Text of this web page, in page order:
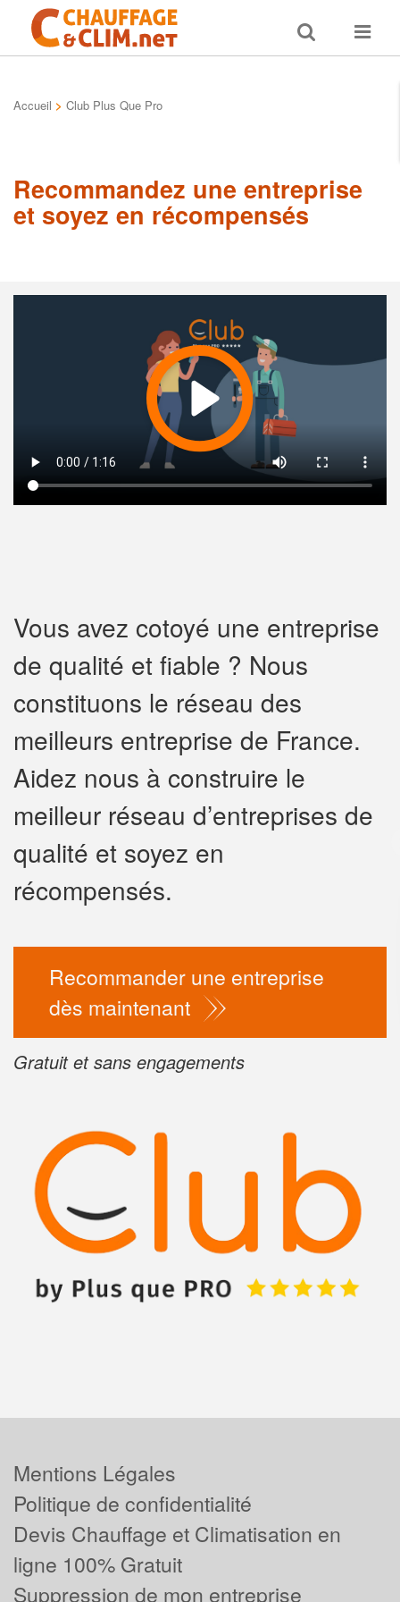
Toggle
search
Toggle
Accueil > Club Plus Que Pro
Recommandez une entreprise
et soyez en récompensés
Vous avez cotoyé une entreprise
de qualité et fiable ? Nous
constituons le réseau des
meilleurs entreprise de France.
Aidez nous à construire le
meilleur réseau d’entreprises de
qualité et soyez en
récompensés.
Recommander une entreprise
dès maintenant
Gratuit et sans engagements
✕
vosmargestout en
nouveaux clients
Mentions Légales
Politique de confidentialité
Devis Chauffage et Climatisation en
ligne 100% Gratuit
Suppression de mon entreprise